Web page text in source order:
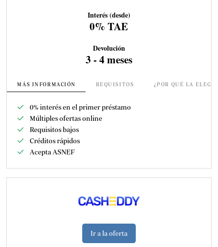
Interés (desde)
0% TAE
Devolución
3 - 4 meses
MÁS INFORMACIÓN REQUISITOS ¿POR QUÉ LA
0% interés en el primer préstamo
Múltiples ofertas online
Requisitos bajos
Créditos rápidos
Acepta ASNEF
Ir a la oferta